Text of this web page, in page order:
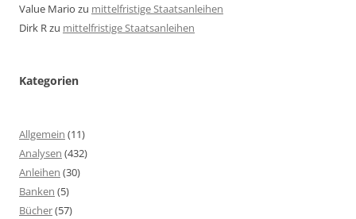
Value Mario zu mittelfristige Staatsanleihen
Dirk Rzu mittelfristige Staatsanleihen
Kategorien
Allgemein (11)
Analysen (432)
Anleihen (30)
Banken (5)
Bücher(57)